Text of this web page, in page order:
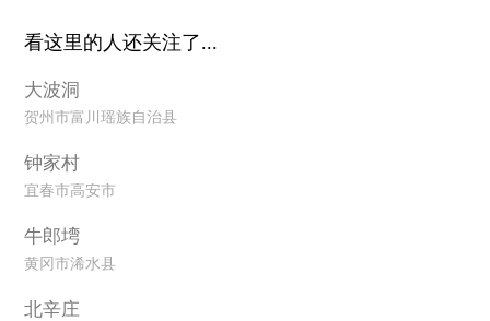
看这里的人还关注了...
大波洞
贺州市富川瑶族自治县
钟家村
宜春市高安市
牛郎塆
黄冈市浠水县
北辛庄